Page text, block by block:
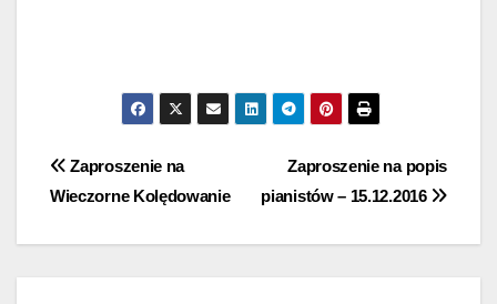
Nawigacja
Zaproszenie na popis
pianistów – 15.12.2016
Zaproszenie na
Wieczorne Kolędowanie